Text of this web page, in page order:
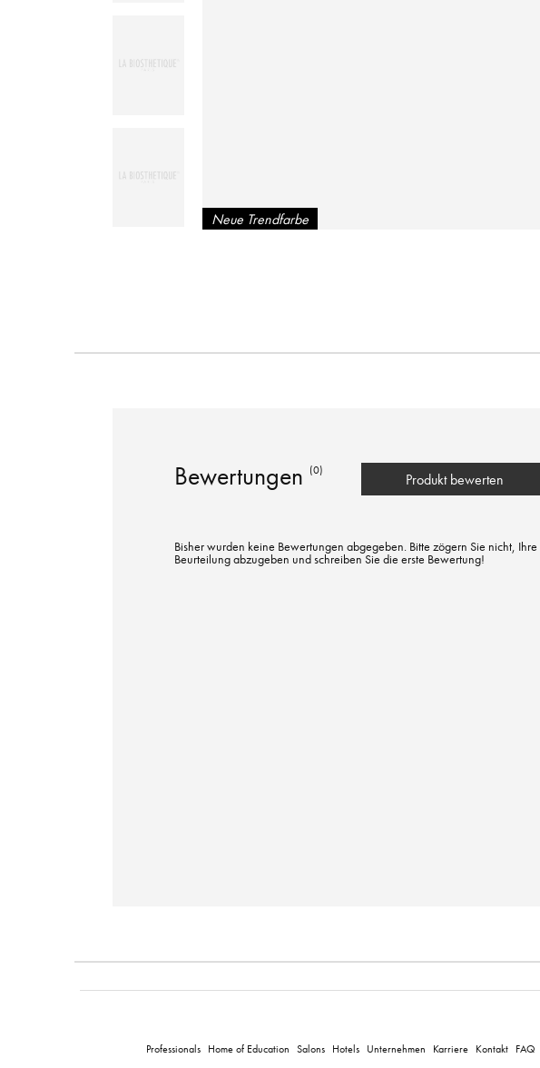
Neue Trendfarbe
Bewertungen (0)
Produkt bewerten
Bisher wurden keine Bewertungen abgegeben. Bitte zögern Sie nicht, Ihre
Beurteilung abzugeben und schreiben Sie die erste Bewertung!
Professionals Home of Education Salons Hotels Unternehmen Karriere Kontakt FAQ